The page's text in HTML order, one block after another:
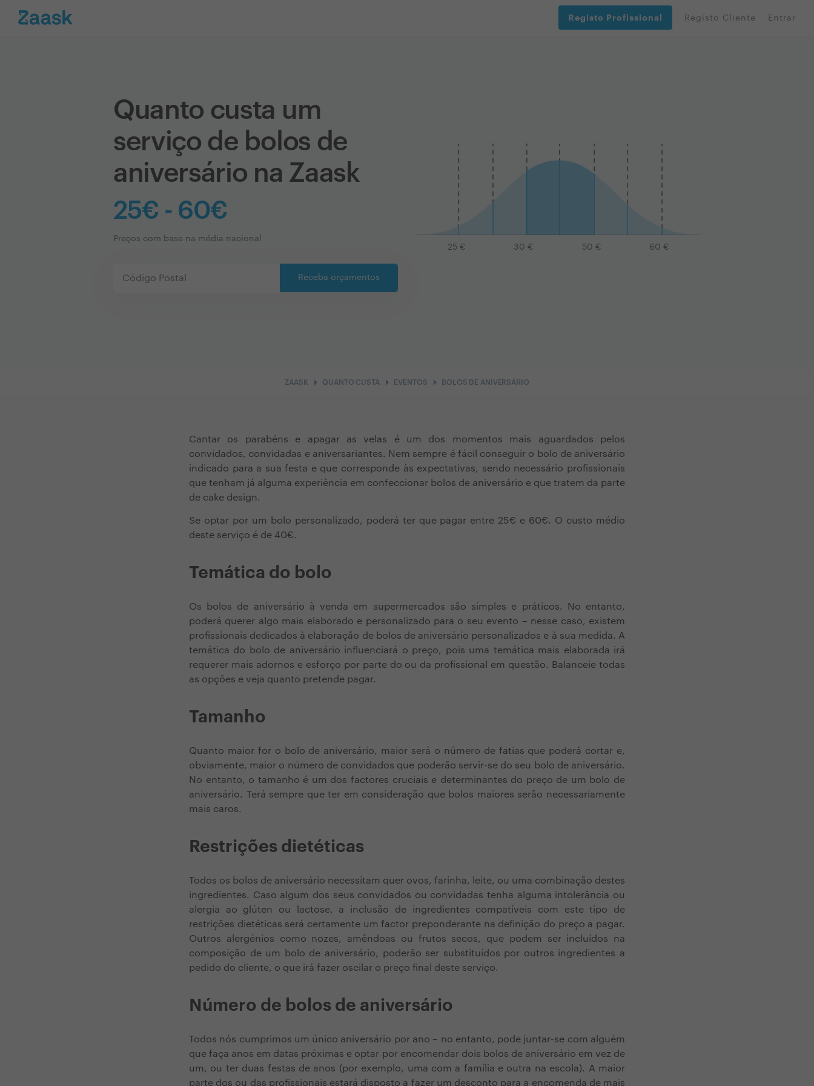
Registo Profissional Registo Cliente Entrar
Quanto custa um
serviço de bolos de
aniversário na Zaask
25€ - 60€
Preços com base na média nacional
Receba orçamentos
25 € 30 € 50 € 60 €
ZAASK arrow_right QUANTO CUSTAarrow_right EVENTOS arrow_right BOLOS DE ANIVERSÁRIO
Cantar os parabéns e apagar as velas é um dos momentos mais aguardados pelos
convidados, convidadas e aniversariantes. Nem sempre é fácil conseguir o bolo de aniversário
indicado para a sua festa e que corresponde às expectativas, sendo necessário profissionais
que tenham já alguma experiência em confeccionar bolos de aniversário e que tratem da parte
de cake design.
Se optar por um bolo personalizado, poderá ter que pagar entre 25€ e 60€. O custo médio
deste serviço é de 40€.
Temática do bolo
Os bolos de aniversário à venda em supermercados são simples e práticos. No entanto,
poderá querer algo mais elaborado e personalizado para o seu evento – nesse caso, existem
profissionais dedicados à elaboração de bolos de aniversário personalizados e à sua medida. A
temática do bolo de aniversário influenciará o preço, pois uma temática mais elaborada irá
requerer mais adornos e esforço por parte do ou da profissional em questão. Balanceie todas
as opções e veja quanto pretende pagar.
Tamanho
Quanto maior for o bolo de aniversário, maior será o número de fatias que poderá cortar e,
obviamente, maior o número de convidados que poderão servir-se do seu bolo de aniversário.
No entanto, o tamanho é um dos factores cruciais e determinantes do preço de um bolo de
aniversário. Terá sempre que ter em consideração que bolos maiores serão necessariamente
mais caros.
Restrições dietéticas
Todos os bolos de aniversário necessitam quer ovos, farinha, leite, ou uma combinação destes
ingredientes. Caso algum dos seus convidados ou convidadas tenha alguma intolerância ou
alergia ao glúten ou lactose, a inclusão de ingredientes compatíveis com este tipo de
restrições dietéticas será certamente um factor preponderante na definição do preço a pagar.
Outros alergénios como nozes, amêndoas ou frutos secos, que podem ser incluídos na
composição de um bolo de aniversário, poderão ser substituídos por outros ingredientes a
pedido do cliente, o que irá fazer oscilar o preço final deste serviço.
Número de bolos de aniversário
Todos nós cumprimos um único aniversário por ano – no entanto, pode juntar-se com alguém
que faça anos em datas próximas e optar por encomendar dois bolos de aniversário em vez de
um, ou ter duas festas de anos (por exemplo, uma com a família e outra na escola). A maior
parte dos ou das profissionais estará disposto a fazer um desconto para a encomenda de mais